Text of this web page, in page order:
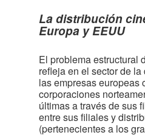
La distribución
Europa y EEUU
El problema estructural
refleja en el sector de
las empresas europeas
corporaciones
últimas a través de sus
entre sus filiales y
(pertenecientes a los